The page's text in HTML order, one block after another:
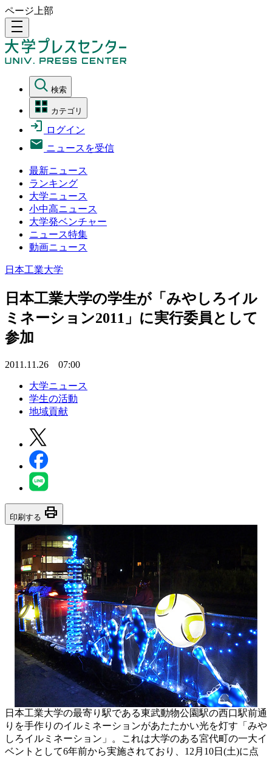
ページ上部
density_medium
検索
カテゴリ
ログイン
ニュースを受信
最新ニュース
ランキング
大学ニュース
小中高ニュース
大学発ベンチャー
ニュース特集
動画ニュース
日本工業大学
日本工業大学の学生が「みやしろイル
ミネーション2011」に実行委員として
参加
2011.11.26 07:00
大学ニュース
学生の活動
地域貢献
印刷する print
日本工業大学の最寄り駅である東武動物公園駅の西口駅前通
りを手作りのイルミネーションがあたたかい光を灯す「みや
しろイルミネーション」。これは大学のある宮代町の一大イ
ベントとして6年前から実施されており、12月10日(土)に点